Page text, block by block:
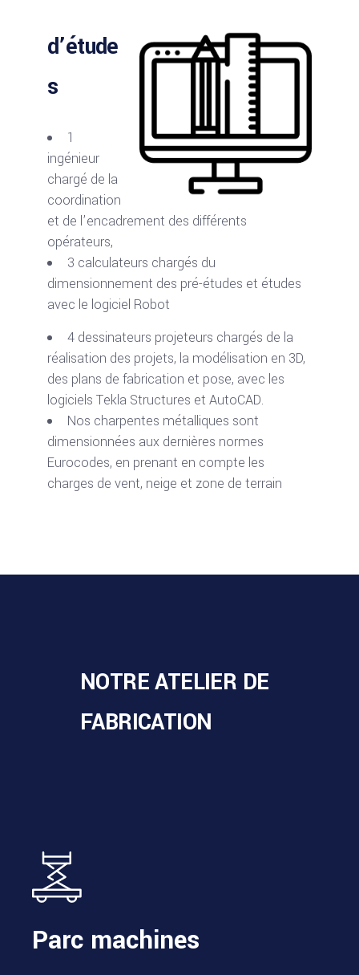
d’étude
s
1
ingénieur
chargé de la
coordination
et de l’encadrement des différents
opérateurs,
3 calculateurs chargés du
dimensionnement des pré-études et études
avec le logiciel Robot
4 dessinateurs projeteurs chargés de la
réalisation des projets, la modélisation en 3D,
des plans de fabrication et pose, avec les
logiciels Tekla Structures et AutoCAD.
Nos charpentes métalliques sont
dimensionnées aux dernières normes
Eurocodes, en prenant en compte les
charges de vent, neige et zone de terrain
NOTRE ATELIER DE
FABRICATION
Parc machines